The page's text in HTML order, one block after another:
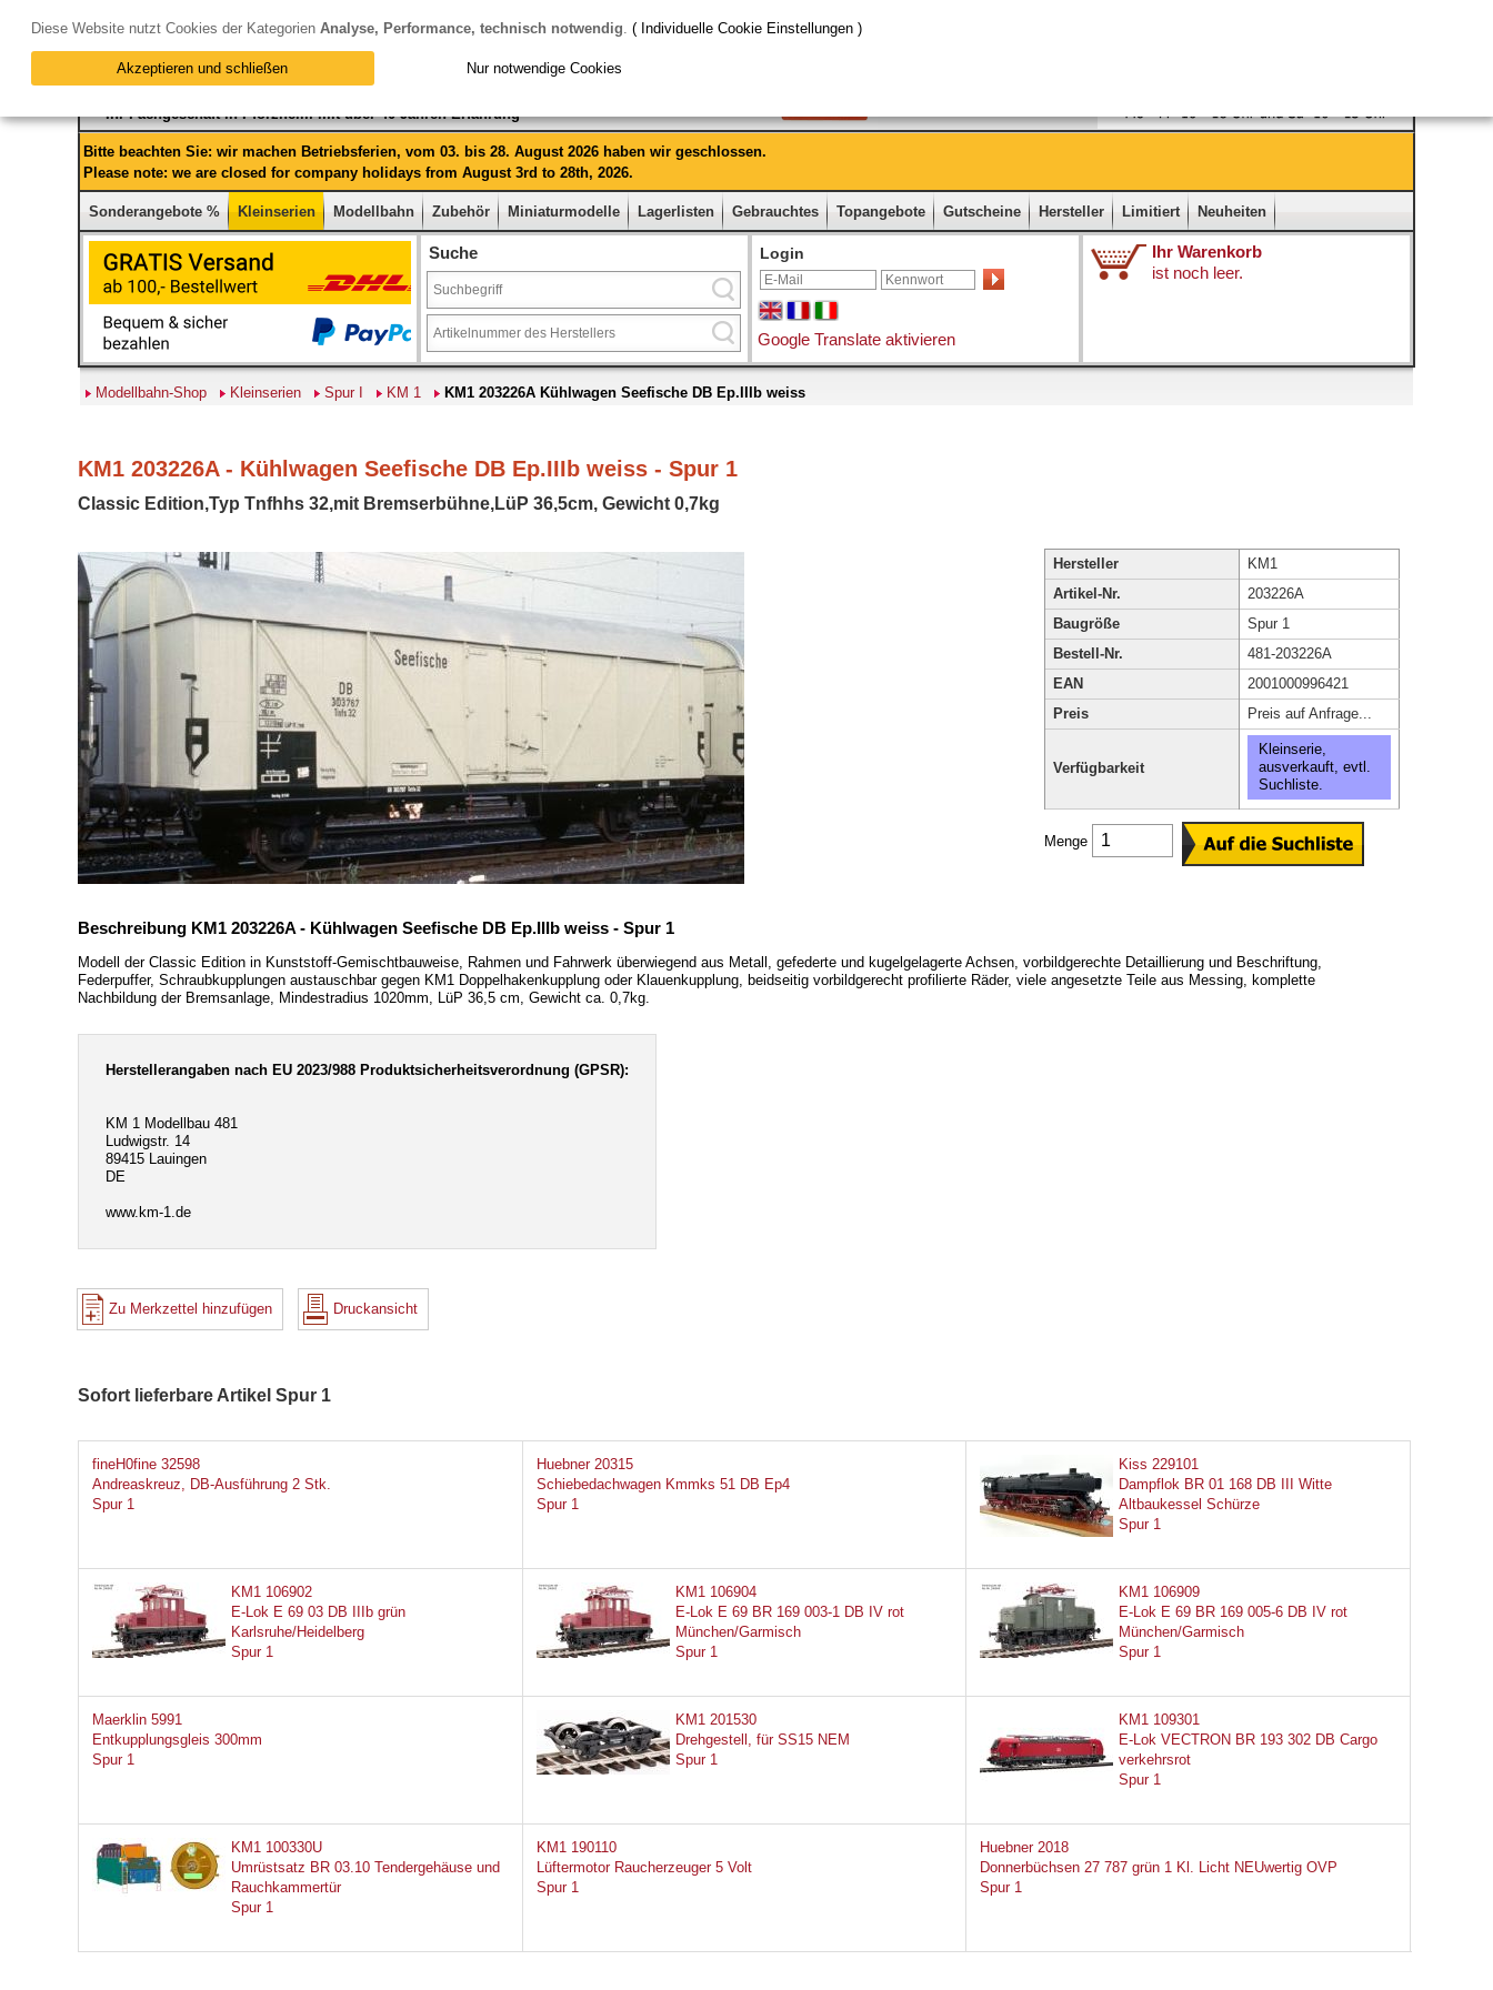
Ihr Fachgeschäft in Pforzheim mit über 40 Jahren Erfahrung
Bitte beachten Sie: wir machen Betriebsferien, vom 03. bis 28. August 2026 haben wir geschlossen.
Please note: we are closed for company holidays from August 3rd to 28th, 2026.
Sonderangebote % Kleinserien Modellbahn Zubehör Miniaturmodelle Lagerlisten Gebrauchtes Topangebote Gutscheine Hersteller Limitiert Neuheiten
Suche Login
Google Translate aktivieren
Ihr Warenkorb
ist noch leer.
Modellbahn-Shop Kleinserien Spur I KM 1 KM1 203226A Kühlwagen Seefische DB Ep.IIIb weiss
KM1 203226A - Kühlwagen Seefische DB Ep.IIIb weiss - Spur 1
Classic Edition,Typ Tnfhhs 32,mit Bremserbühne,LüP 36,5cm, Gewicht 0,7kg
Hersteller
KM1
Artikel-Nr.
203226A
Baugröße
Spur 1
Bestell-Nr.
481-203226A
EAN
2001000996421
Preis
Preis auf Anfrage...
Verfügbarkeit
Kleinserie,
ausverkauft, evtl.
Suchliste.
Menge
Beschreibung KM1 203226A - Kühlwagen Seefische DB Ep.IIIb weiss - Spur 1
Modell der Classic Edition in Kunststoff-Gemischtbauweise, Rahmen und Fahrwerk überwiegend aus Metall, gefederte und kugelgelagerte Achsen, vorbildgerechte Detaillierung und Beschriftung,
Federpuffer, Schraubkupplungen austauschbar gegen KM1 Doppelhakenkupplung oder Klauenkupplung, beidseitig vorbildgerecht profilierte Räder, viele angesetzte Teile aus Messing, komplette
Nachbildung der Bremsanlage, Mindestradius 1020mm, LüP 36,5 cm, Gewicht ca. 0,7kg.
Herstellerangaben nach EU 2023/988 Produktsicherheitsverordnung (GPSR):
KM 1 Modellbau 481
Ludwigstr. 14
89415 Lauingen
DE
www.km-1.de
Zu Merkzettel hinzufügen Druckansicht
Sofort lieferbare Artikel Spur 1
fineH0fine 32598
Andreaskreuz, DB-Ausführung 2 Stk.
Spur 1
Huebner 20315
Schiebedachwagen Kmmks 51 DB Ep4
Spur 1
Kiss 229101
Dampflok BR 01 168 DB III Witte
Altbaukessel Schürze
Spur 1
KM1 106902
E-Lok E 69 03 DB IIIb grün
Karlsruhe/Heidelberg
Spur 1
KM1 106904
E-Lok E 69 BR 169 003-1 DB IV rot
München/Garmisch
Spur 1
KM1 106909
E-Lok E 69 BR 169 005-6 DB IV rot
München/Garmisch
Spur 1
Maerklin 5991
Entkupplungsgleis 300mm
Spur 1
KM1 201530
Drehgestell, für SS15 NEM
Spur 1
KM1 109301
E-Lok VECTRON BR 193 302 DB Cargo
verkehrsrot
Spur 1
KM1 100330U
Umrüstsatz BR 03.10 Tendergehäuse und
Rauchkammertür
Spur 1
KM1 190110
Lüftermotor Raucherzeuger 5 Volt
Spur 1
Huebner 2018
Donnerbüchsen 27 787 grün 1 Kl. Licht NEUwertig OVP
Spur 1
Diese Website nutzt Cookies der Kategorien Analyse, Performance, technisch notwendig. ( Individuelle Cookie Einstellungen )
Akzeptieren und schließen Nur notwendige Cookies